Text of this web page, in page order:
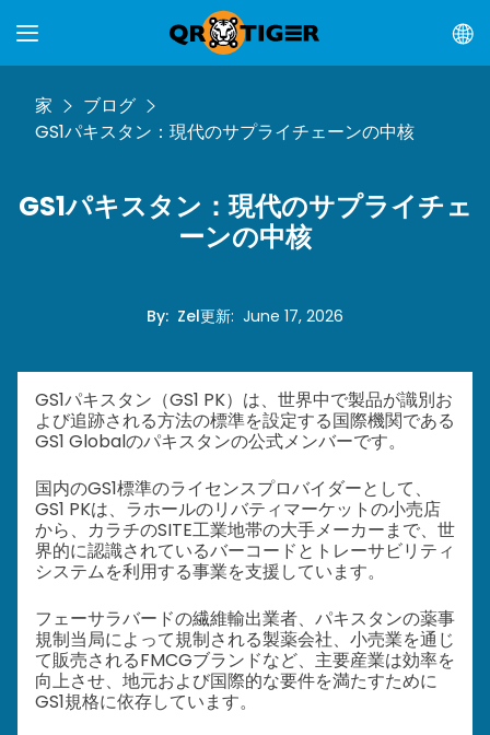
家
ブログ
GS1パキスタン：現代のサプライチェーンの中核
GS1パキスタン：現代のサプライチェ
ーンの中核
By: Zel更新: June 17, 2026
GS1パキスタン（GS1 PK）は、世界中で製品が識別お
よび追跡される方法の標準を設定する国際機関である
GS1 Globalのパキスタンの公式メンバーです。
国内のGS1標準のライセンスプロバイダーとして、
GS1 PKは、ラホールのリバティマーケットの小売店
から、カラチのSITE工業地帯の大手メーカーまで、世
界的に認識されているバーコードとトレーサビリティ
システムを利用する事業を支援しています。
フェーサラバードの繊維輸出業者、パキスタンの薬事
規制当局によって規制される製薬会社、小売業を通じ
て販売されるFMCGブランドなど、主要産業は効率を
向上させ、地元および国際的な要件を満たすために
GS1規格に依存しています。